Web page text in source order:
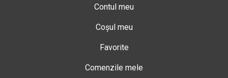
Contul meu
Coșul meu
Favorite
Comenzile mele